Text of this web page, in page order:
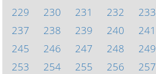
229
230 231 232 233
237
238 239 240 241
245
246 247 248 249
253
254 255 256 257